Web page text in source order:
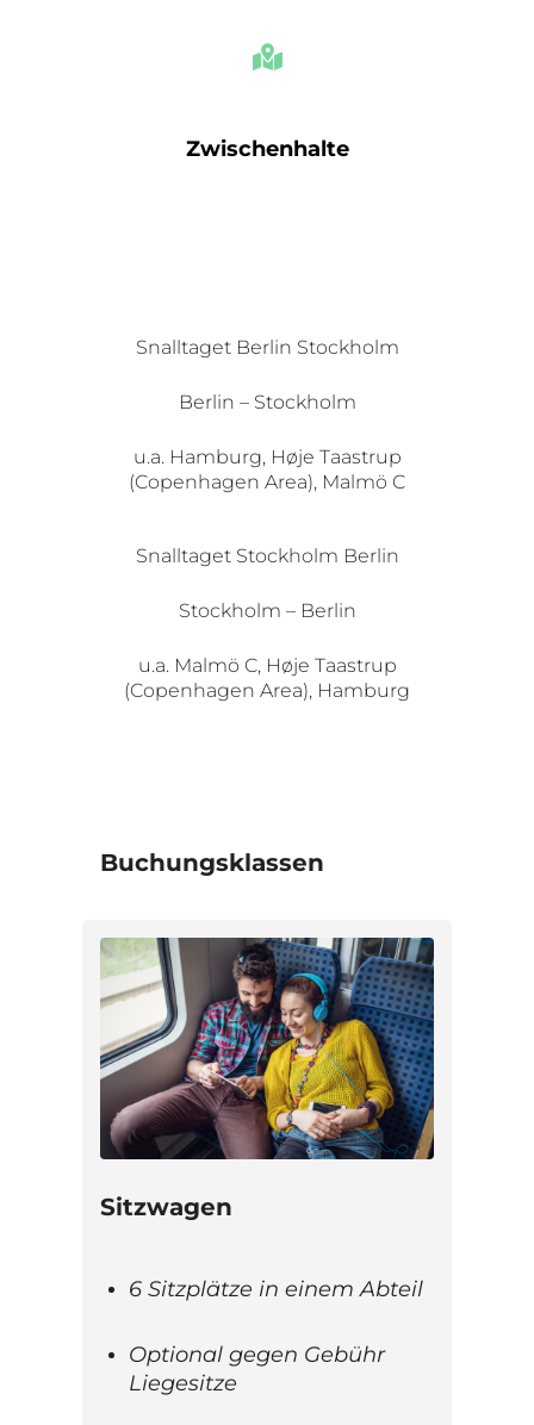
Zwischenhalte
Snalltaget Berlin Stockholm
Berlin – Stockholm
u.a. Hamburg, Høje Taastrup
(Copenhagen Area), Malmö C
Snalltaget Stockholm Berlin
Stockholm – Berlin
u.a. Malmö C, Høje Taastrup
(Copenhagen Area), Hamburg
Buchungsklassen
Sitzwagen
6 Sitzplätze in einem Abteil
Optional gegen Gebühr
Liegesitze